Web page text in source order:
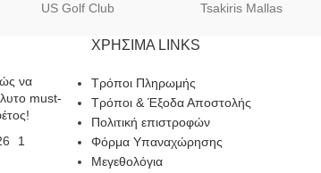
US Golf Club Tsakiris Mallas
να
must-
1
ΧΡΗΣΙΜΑ LINKS
Τρόποι Πληρωμής
Τρόποι & Έξοδα Αποστολής
Πολιτική επιστροφών
Φόρμα Υπαναχώρησης
Μεγεθολόγια